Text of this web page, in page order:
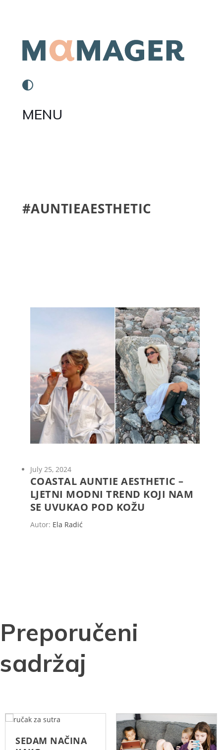
MENU
#AUNTIEAESTHETIC
July 25, 2024
COASTAL AUNTIE AESTHETIC –
LJETNI MODNI TREND KOJI NAM
SE UVUKAO POD KOŽU
Autor: Ela Radić
Preporučeni
sadržaj
SEDAM NAČINA